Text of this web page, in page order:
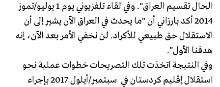
الحال تقسيم العراق". وفي لقاء تلفزيوني يوم 1 يوليو/تموز
2014 أكد بارزاني أن "ما يحدث في العراق الآن يشير إلى أن
الاستقلال حق طبيعي للأكراد. لن نخفي الأمر بعد الآن، إنه
هدفنا الأول".
وفي النتيجة اتخذت تلك التصريحات خطوات عملية نحو
استقلال إقليم كردستان في سبتمبر/أيلول 2017 بإجراء